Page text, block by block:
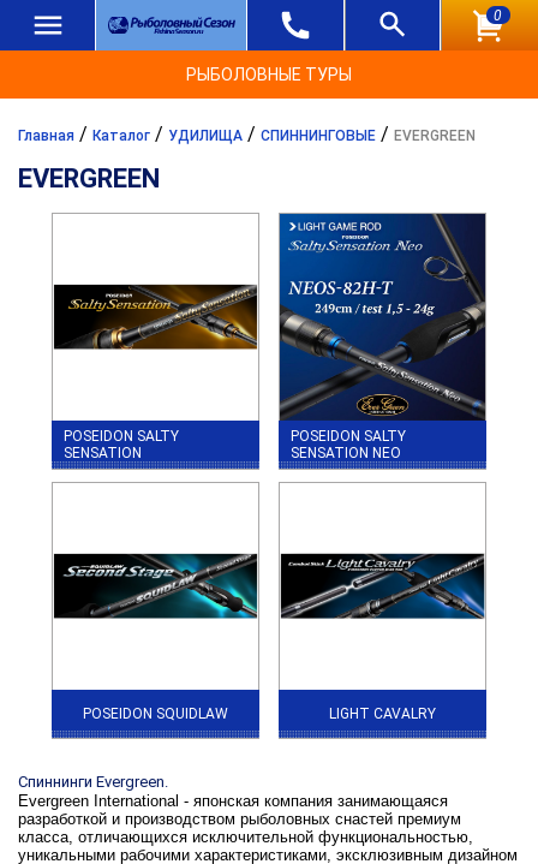
0
РЫБОЛОВНЫЕ ТУРЫ
Главная / Каталог / УДИЛИЩА / СПИННИНГОВЫЕ / EVERGREEN
EVERGREEN
POSEIDON SALTY
SENSATION
POSEIDON SALTY
SENSATION NEO
POSEIDON SQUIDLAW LIGHT CAVALRY
Спиннинги Evergreen.
Evergreen International - японская компания занимающаяся
разработкой и производством рыболовных снастей премиум
класса, отличающихся исключительной функциональностью,
уникальными рабочими характеристиками, эксклюзивным дизайном